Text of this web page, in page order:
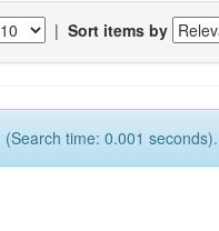
| Sort items by
time: 0.001 seconds).